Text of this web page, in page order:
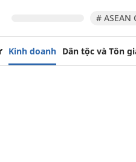
# ASEAN
Kinh doanh Dân tộc và Tôn